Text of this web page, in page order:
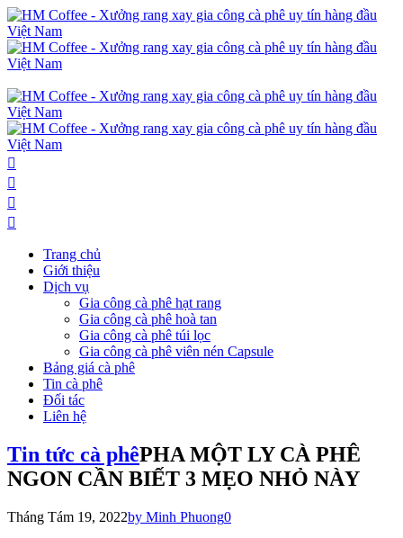
Trang chủ
Giới thiệu
Dịch vụ
Gia công cà phê hạt rang
Gia công cà phê hoà tan
Gia công cà phê túi lọc
Gia công cà phê viên nén Capsule
Bảng giá cà phê
Tin cà phê
Đối tác
Liên hệ
Tin tức cà phêPHA MỘT LY CÀ PHÊ
NGON CẦN BIẾT 3 MẸO NHỎ NÀY
Tháng Tám 19, 2022by Minh Phuong0